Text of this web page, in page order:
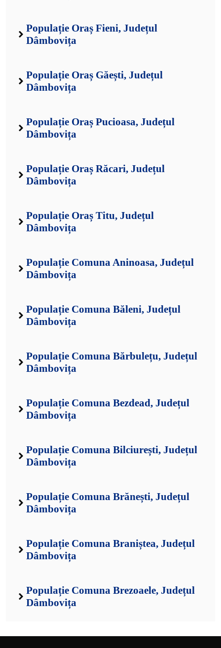
Populație Oraș Fieni, Județul
Dâmbovița
Populație Oraș Găești, Județul
Dâmbovița
Populație Oraș Pucioasa, Județul
Dâmbovița
Populație Oraș Răcari, Județul
Dâmbovița
Populație Oraș Titu, Județul
Dâmbovița
Populație Comuna Aninoasa, Județul
Dâmbovița
Populație Comuna Băleni, Județul
Dâmbovița
Populație Comuna Bărbulețu, Județul
Dâmbovița
Populație Comuna Bezdead, Județul
Dâmbovița
Populație Comuna Bilciurești, Județul
Dâmbovița
Populație Comuna Brănești, Județul
Dâmbovița
Populație Comuna Braniștea, Județul
Dâmbovița
Populație Comuna Brezoaele, Județul
Dâmbovița